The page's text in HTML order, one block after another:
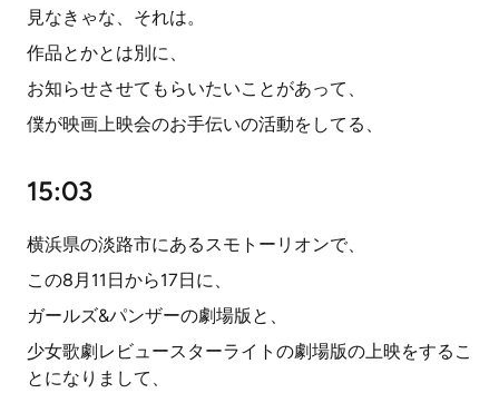
見なきゃな、それは。
作品とかとは別に、
お知らせさせてもらいたいことがあって、
僕が映画上映会のお手伝いの活動をしてる、
15:03
横浜県の淡路市にあるスモトーリオンで、
この8月11日から17日に、
ガールズ&パンザーの劇場版と、
少女歌劇レビュースターライトの劇場版の上映をするこ
とになりまして、